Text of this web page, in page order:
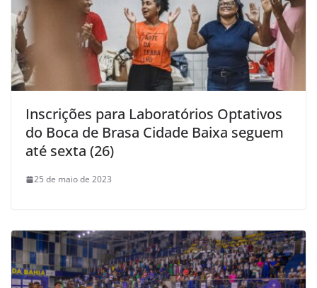
Inscrições para Laboratórios Optativos
do Boca de Brasa Cidade Baixa seguem
até sexta (26)
25 de maio de 2023